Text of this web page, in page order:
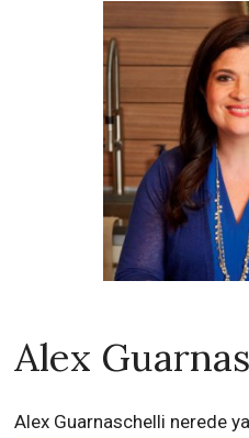
Alex
Alex Guarnaschelli nerede